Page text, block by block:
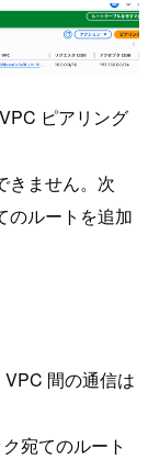
ピアリング
きません。次
のルートを追加
間の通信は
宛てのルート